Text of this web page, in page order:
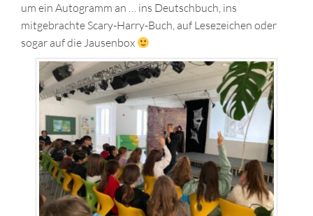
um ein Autogramm an … ins Deutschbuch, ins
mitgebrachte Scary-Harry-Buch, auf Lesezeichen oder
sogar auf die Jausenbox